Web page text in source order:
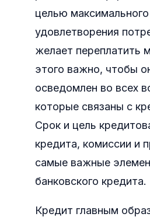
целью максимального
удовлетворения
желает переплатить
этого важно, чтобы
осведомлен во всех
которые связаны с
Срок и цель
кредита, комиссии и
самые важные
банковского кредита.
Кредит главным